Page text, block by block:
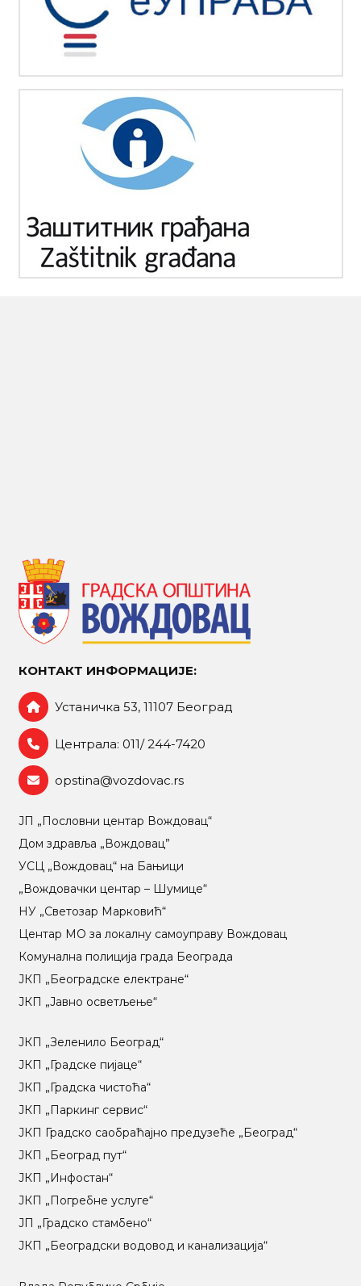
КОНТАКТ ИНФОРМАЦИЈЕ:
Устаничка 53, 11107 Београд
Централа: 011/ 244-7420
opstina@vozdovac.rs
ЈП „Пословни центар Вождовац“
Дом здравља „Вождовац”
УСЦ „Вождовац“ на Бањици
„Вождовачки центар – Шумице“
НУ „Светозар Марковић“
Центар МO за локалну самоуправу Вождовац
Комунална полиција града Београда
ЈКП „Београдске електране“
ЈКП „Јавно осветљење“
ЈКП „Зеленило Београд“
ЈКП „Градске пијаце“
ЈКП „Градска чистоћа“
ЈКП „Паркинг сервис“
ЈКП Градско саобраћајно предузеће „Београд“
ЈКП „Београд пут“
ЈКП „Инфостан“
ЈКП „Погребне услуге“
ЈП „Градско стамбено“
ЈКП „Београдски водовод и канализација“